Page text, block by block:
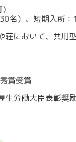
名）、短期入所：
荘において、共用
賞受賞
生労働大臣表彰奨